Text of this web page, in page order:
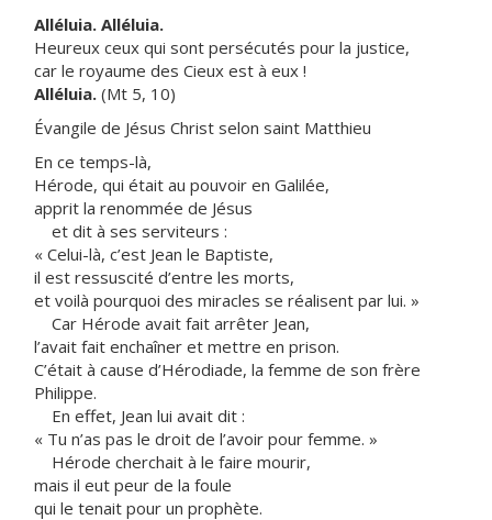
Alléluia. Alléluia.
Heureux ceux qui sont persécutés pour la justice,
car le royaume des Cieux est à eux !
Alléluia. (Mt 5, 10)
Évangile de Jésus Christ selon saint Matthieu
En ce temps-là,
Hérode, qui était au pouvoir en Galilée,
apprit la renommée de Jésus
et dit à ses serviteurs :
« Celui-là, c’est Jean le Baptiste,
il est ressuscité d’entre les morts,
et voilà pourquoi des miracles se réalisent par lui. »
Car Hérode avait fait arrêter Jean,
l’avait fait enchaîner et mettre en prison.
C’était à cause d’Hérodiade, la femme de son frère
Philippe.
En effet, Jean lui avait dit :
« Tu n’as pas le droit de l’avoir pour femme. »
Hérode cherchait à le faire mourir,
mais il eut peur de la foule
qui le tenait pour un prophète.